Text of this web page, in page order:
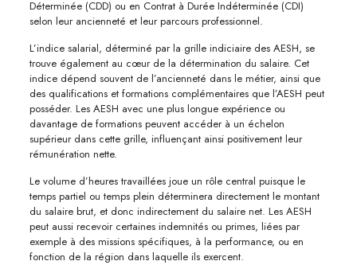
Déterminée (CDD) ou en Contrat à Durée Indéterminée (CDI)
selon leur ancienneté et leur parcours professionnel.
L’indice salarial, déterminé par la grille indiciaire des AESH, se
trouve également au cœur de la détermination du salaire. Cet
indice dépend souvent de l’ancienneté dans le métier, ainsi que
des qualifications et formations complémentaires que l’AESH peut
posséder. Les AESH avec une plus longue expérience ou
davantage de formations peuvent accéder à un échelon
supérieur dans cette grille, influençant ainsi positivement leur
rémunération nette.
Le volume d’heures travaillées joue un rôle central puisque le
temps partiel ou temps plein déterminera directement le montant
du salaire brut, et donc indirectement du salaire net. Les AESH
peut aussi recevoir certaines indemnités ou primes, liées par
exemple à des missions spécifiques, à la performance, ou en
fonction de la région dans laquelle ils exercent.